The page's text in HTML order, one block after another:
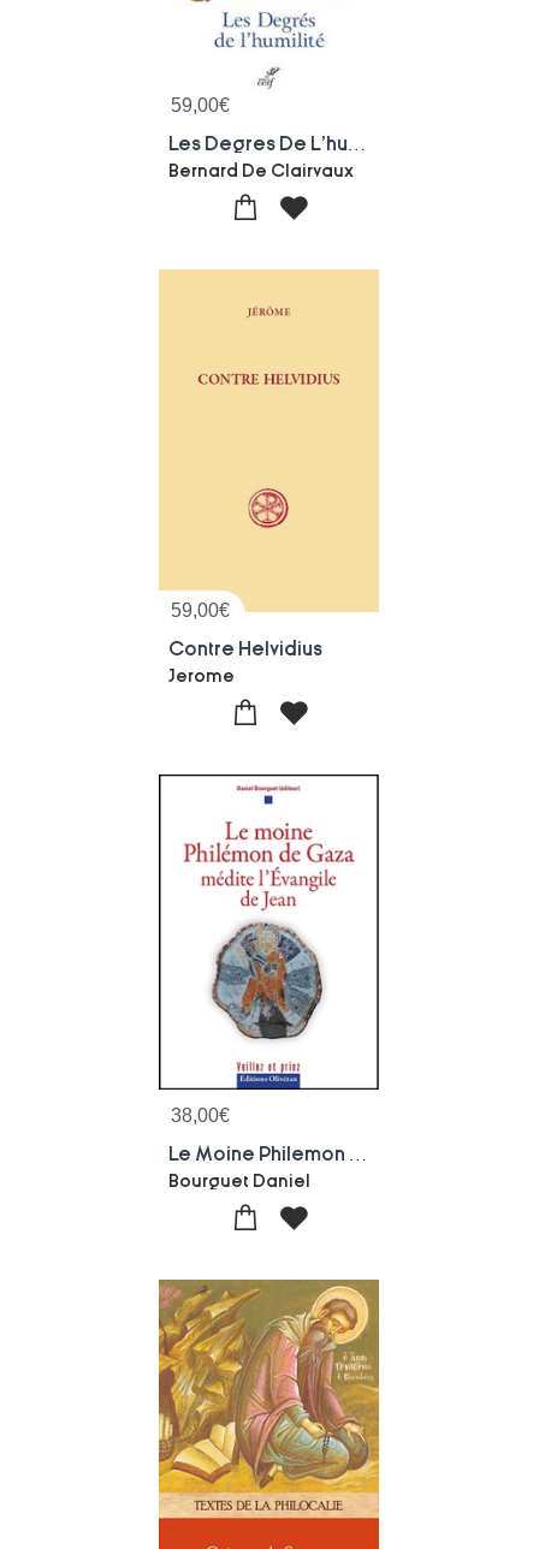
59,00€
Bernard De Clairvaux
59,00€
Contre Helvidius
Jerome
38,00€
Bourguet Daniel